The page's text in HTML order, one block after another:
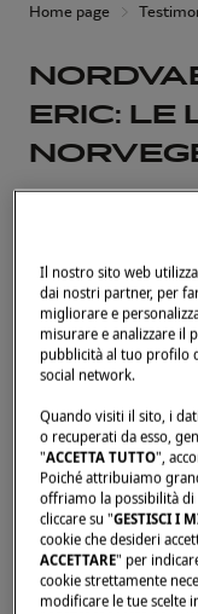
Home page
ERIC: LE
Marthe ed
offerte di
ghiacciati
Giovani
lanciato illoro
passioni :
Hanno poi
progetto che
Il nostro sito web
dai nostri partner, per
migliorare e
misurare e analizzare il
pubblicità al tuo profilo
social network.
Quando visiti il sito, i
o recuperati da esso,
"ACCETTA TUTTO",
Poiché attribuiamo
offriamo la possibilità
cliccare su "GESTISCI I
cookie che desideri
ACCETTARE" per
cookie strettamente
modificare le tue scelte